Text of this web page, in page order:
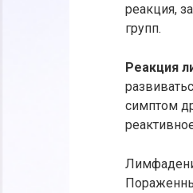
реакция,
групп.
Реакция
симптом